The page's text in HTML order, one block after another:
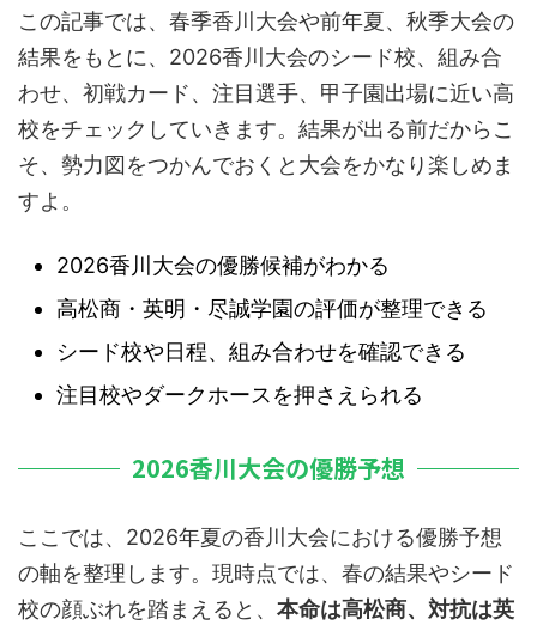
この記事では、春季香川大会や前年夏、秋季大会の
結果をもとに、2026香川大会のシード校、組み合
わせ、初戦カード、注目選手、甲子園出場に近い高
校をチェックしていきます。結果が出る前だからこ
そ、勢力図をつかんでおくと大会をかなり楽しめま
すよ。
2026香川大会の優勝候補がわかる
高松商・英明・尽誠学園の評価が整理できる
シード校や日程、組み合わせを確認できる
注目校やダークホースを押さえられる
2026香川大会の優勝予想
ここでは、2026年夏の香川大会における優勝予想
の軸を整理します。現時点では、春の結果やシード
校の顔ぶれを踏まえると、 本命は高松商、対抗は英